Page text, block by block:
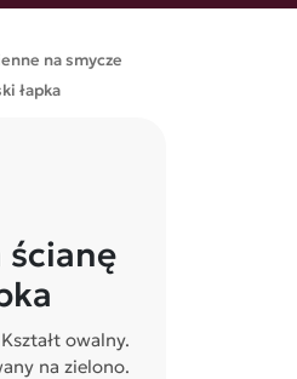
na smycze
łapka
ścianę
owalny.
na zielono.